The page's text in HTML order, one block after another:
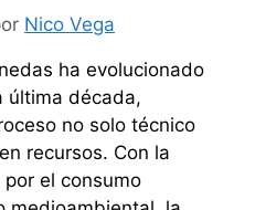
Nico Vega
ha evolucionado
última década,
no solo técnico
recursos. Con la
el consumo